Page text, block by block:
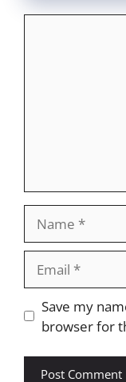
Website
Save my
browser for